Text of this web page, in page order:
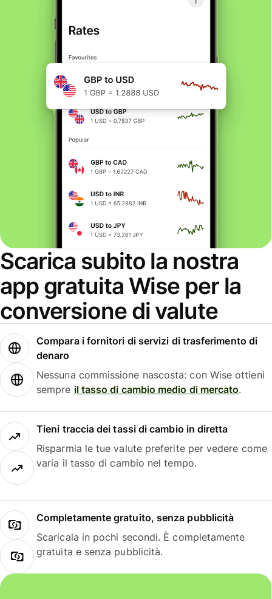
Scarica subito la nostra
app gratuita Wise per la
conversione di valute
Compara i fornitori di servizi di trasferimento di
denaro
Nessuna commissione nascosta: con Wise ottieni
sempre il tasso di cambio medio di mercato.
Tieni traccia dei tassi di cambio in diretta
Risparmia le tue valute preferite per vedere come
varia il tasso di cambio nel tempo.
Completamente gratuito, senza pubblicità
Scaricala in pochi secondi. È completamente
gratuita e senza pubblicità.